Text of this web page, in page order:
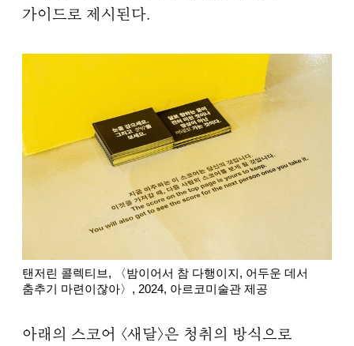
가이드로 제시된다.
탠저린 콜렉티브, 〈밤이어서 참 다행이지, 어두운 데서
춤추기 마련이잖아〉, 2024, 아르코미술관 제공
아래의 스코어 〈새달〉은 청취의 방식으로